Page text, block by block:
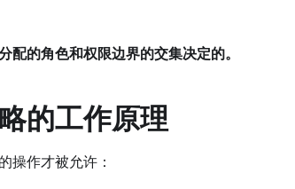
配的角色和权限边界的交集决定的。
的工作原理
操作才被允许：